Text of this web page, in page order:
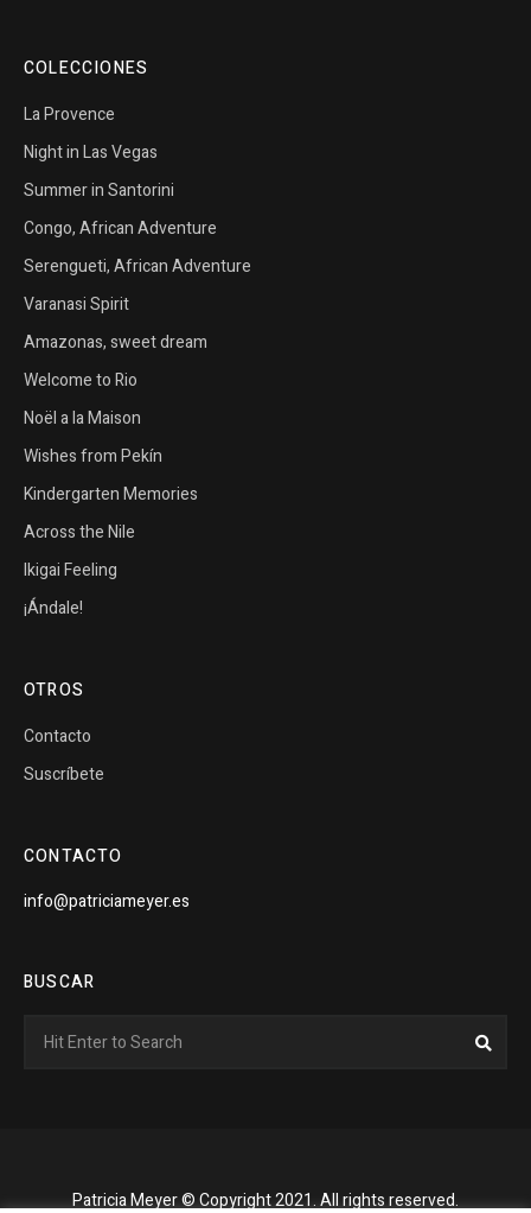
COLECCIONES
La Provence
Night in Las Vegas
Summer in Santorini
Congo, African Adventure
Serengueti, African Adventure
Varanasi Spirit
Amazonas, sweet dream
Welcome to Rio
Noël a la Maison
Wishes from Pekín
Kindergarten Memories
Across the Nile
Ikigai Feeling
¡Ándale!
OTROS
Contacto
Suscríbete
CONTACTO
info@patriciameyer.es
BUSCAR
for:
Patricia Meyer © Copyright 2021. All rights reserved.